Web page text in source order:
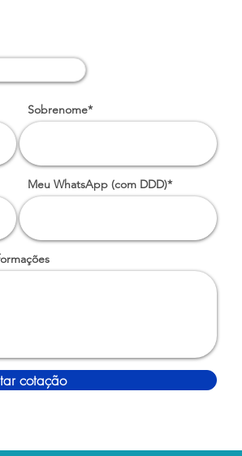
Sobrenome*
Meu WhatsApp (com DDD)*
cotação